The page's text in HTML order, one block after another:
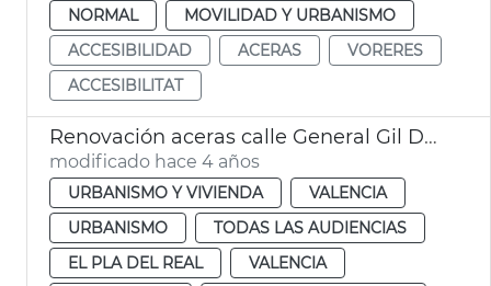
NORMAL
MOVILIDAD Y URBANISMO
ACCESIBILIDAD
ACERAS
VORERES
ACCESIBILITAT
Renovación aceras calle General Gil Dolz
modificado hace 4 años
URBANISMO Y VIVIENDA
VALENCIA
URBANISMO
TODAS LAS AUDIENCIAS
EL PLA DEL REAL
VALENCIA